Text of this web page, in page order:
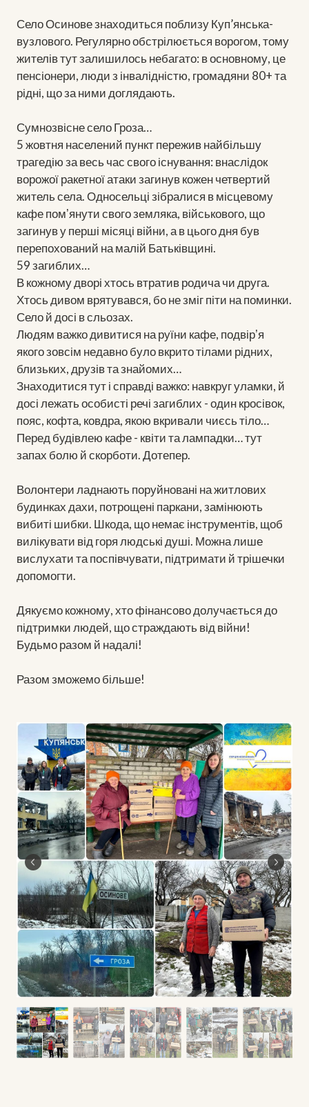
Село Осинове знаходиться поблизу Куп’янська-
вузлового. Регулярно обстрілюється ворогом, тому
жителів тут залишилось небагато: в основному, це
пенсіонери, люди з інвалідністю, громадяни 80+ та
рідні, що за ними доглядають.
Сумнозвісне село Гроза…
5 жовтня населений пункт пережив найбільшу
трагедію за весь час свого існування: внаслідок
ворожої ракетної атаки загинув кожен четвертий
житель села. Односельці зібралися в місцевому
кафе помʼянути свого земляка, військового, що
загинув у перші місяці війни, а в цього дня був
перепохований на малій Батьківщині.
59 загиблих…
В кожному дворі хтось втратив родича чи друга.
Хтось дивом врятувався, бо не зміг піти на поминки.
Село й досі в сльозах.
Людям важко дивитися на руїни кафе, подвірʼя
якого зовсім недавно було вкрито тілами рідних,
близьких, друзів та знайомих…
Знаходитися тут і справді важко: навкруг уламки, й
досі лежать особисті речі загиблих - один кросівок,
пояс, кофта, ковдра, якою вкривали чиєсь тіло…
Перед будівлею кафе - квіти та лампадки… тут
запах болю й скорботи. Дотепер.
Волонтери ладнають поруйновані на житлових
будинках дахи, потрощені паркани, замінюють
вибиті шибки. Шкода, що немає інструментів, щоб
вилікувати від горя людські душі. Можна лише
вислухати та поспівчувати, підтримати й трішечки
допомогти.
Дякуємо кожному, хто фінансово долучається до
підтримки людей, що страждають від війни!
Будьмо разом й надалі!
Разом зможемо більше!